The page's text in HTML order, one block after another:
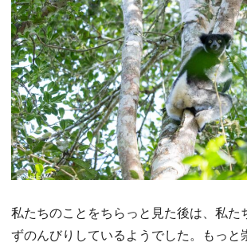
私たちのことをちらっと見た後は、私た
ずのんびりしているようでした。もっと